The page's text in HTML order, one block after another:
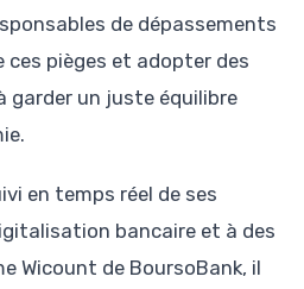
de dépassements
pièges et adopter des
garder un juste équilibre
en temps réel de ses
bancaire et à des
Wicount de BoursoBank, il